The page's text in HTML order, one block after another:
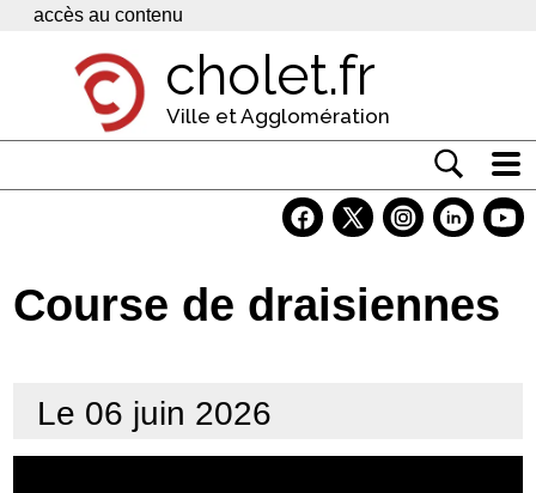
Panneau de gestion des cookies
accès au contenu
cholet.fr
Ville et Agglomération
Economie
Contacts
Course de draisiennes
Le 06 juin 2026